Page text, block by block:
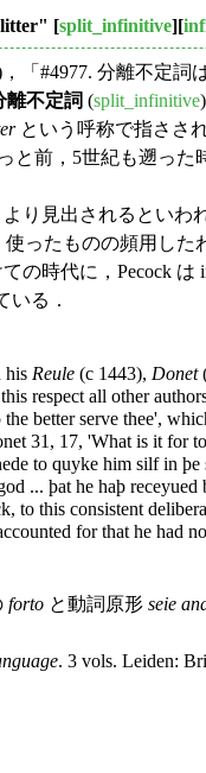
[split_infinitive][
「#4977. 分離不定詞
離不定詞 (split_infinitive
という呼称で指ささ
前，5世紀も遡った
見出されるといわ
ったものの頻用し
の時代に，Pecock
いる．
his Reule (c 1443), Donet
respect all other
better serve thee',
31, 17, 'What is it for
to quyke him silf in
... þat he haþ
to this consistent
for that he
forto と動詞原形 seie
. 3 vols. Leiden: